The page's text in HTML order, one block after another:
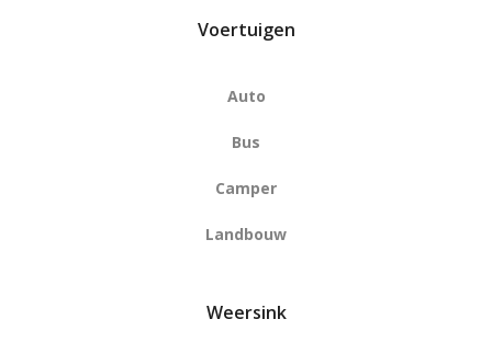
Voertuigen
Auto
Bus
Camper
Landbouw
Weersink